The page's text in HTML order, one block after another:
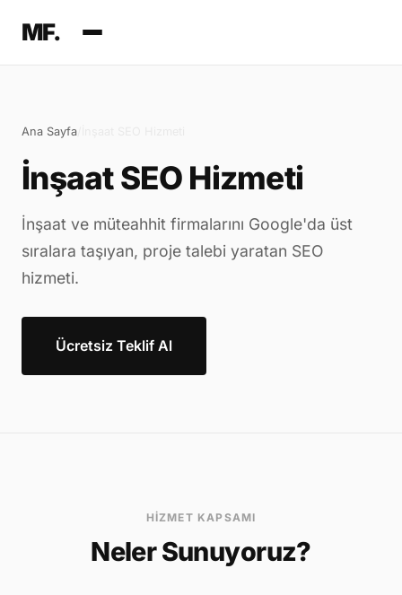
MF.
Ana Sayfa
İnşaat SEO Hizmeti
İnşaat ve müteahhit firmalarını Google'da üst
sıralara taşıyan, proje talebi yaratan SEO
hizmeti.
Ücretsiz Teklif Al
HIZMET KAPSAMI
Neler Sunuyoruz?